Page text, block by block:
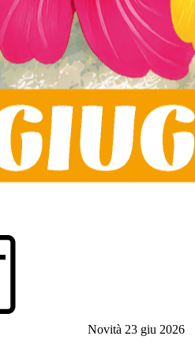
Novità 23 giu 2026